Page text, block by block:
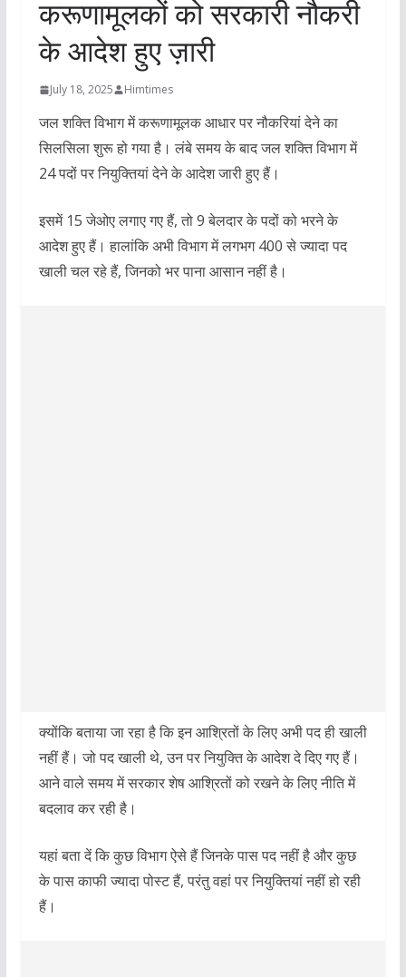
करूणामूलकों को सरकारी नौकरी
के आदेश हुए ज़ारी
July 18, 2025 Himtimes
जल शक्ति विभाग में करूणामूलक आधार पर नौकरियां देने का
सिलसिला शुरू हो गया है। लंबे समय के बाद जल शक्ति विभाग में
24 पदों पर नियुक्तियां देने के आदेश जारी हुए हैं।
इसमें 15 जेओए लगाए गए हैं, तो 9 बेलदार के पदों को भरने के
आदेश हुए हैं। हालांकि अभी विभाग में लगभग 400 से ज्यादा पद
खाली चल रहे हैं, जिनको भर पाना आसान नहीं है।
क्योंकि बताया जा रहा है कि इन आश्रितों के लिए अभी पद ही खाली
नहीं हैं। जो पद खाली थे, उन पर नियुक्ति के आदेश दे दिए गए हैं।
आने वाले समय में सरकार शेष आश्रितों को रखने के लिए नीति में
बदलाव कर रही है।
यहां बता दें कि कुछ विभाग ऐसे हैं जिनके पास पद नहीं है और कुछ
के पास काफी ज्यादा पोस्ट हैं, परंतु वहां पर नियुक्तियां नहीं हो रही
हैं।